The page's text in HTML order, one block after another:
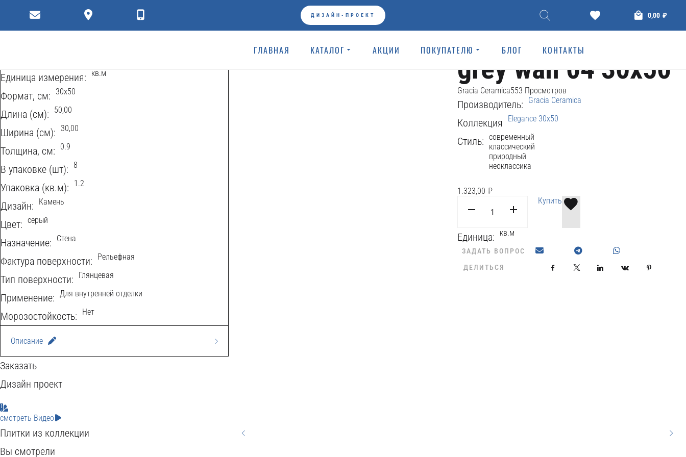
ДИЗАЙН-ПРОЕКТ ₽
0,00
ГЛАВНАЯ КАТАЛОГ АКЦИИ ПОКУПАТЕЛЮ БЛОГ КОНТАКТЫ
GRACIA CERAMICA
Eдиница измерения: кв.м
Формат, см: 30х50
Длина (см): 50,00
Ширина (см): 30,00
Толщина, см: 0.9
В упаковке (шт): 8
Упаковка (кв.м): 1.2
Дизайн: Камень
Цвет: серый
Назначение: Стена
Фактура поверхности: Рельефная
Тип поверхности: Глянцевая
Применение: Для внутренней отделки
Морозостойкость: Нет
Описание
Серая глянцевая керамическая плитка Elegance Grey
Wall 04 30x50 Gracia Ceramica с рисунком из серых
ромбов - это стильное и современное решение для
интерьера, придающее помещению характер и
оригинальность. Рисунок из серых ромбов на серой
Заказать
Дизайн проект
Плитка Elegance
grey wall 04 30x50
Gracia Ceramica553 Просмотров
Производитель: Gracia Ceramica
Коллекция Elegance 30x50
Стиль: современный
классический
природный
неоклассика
₽
1.323,00
Купить
Единица: кв.м
ЗАДАТЬ ВОПРОС
ДЕЛИТЬСЯ
Facebook LinkedIn VKontakte
смотреть Видео
Плитки из коллекции Керамогранит Elegance grey PG 01 45x45
Вставка Elegance grey decor 01 30x50
Плитка Elegance grey wall 04 30x50
Вы смотрели